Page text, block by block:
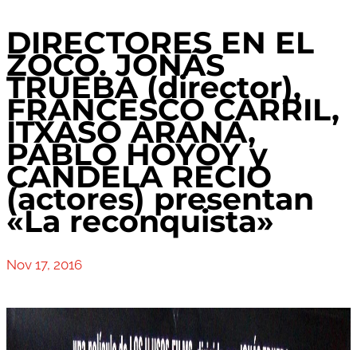
DIRECTORES EN EL
ZOCO. JONÁS
TRUEBA (director),
FRANCESCO CARRIL,
ITXASO ARANA,
PABLO HOYOY y
CANDELA RECIO
(actores) presentan
«La reconquista»
Nov 17, 2016